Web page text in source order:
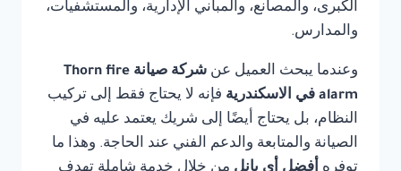
الكبرى، والمصانع، والمباني الإدارية، والمستشفيات،
والمدارس.
وعندما يبحث العميل عن
شركة صيانة Thorn fire
alarm في الاسكندرية
فإنه لا يحتاج فقط إلى تركيب
النظام، بل يحتاج أيضًا إلى شريك يعتمد عليه في
الصيانة والمتابعة والدعم الفني عند الحاجة. وهذا ما